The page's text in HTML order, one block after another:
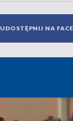
UDOSTĘPNIJ NA